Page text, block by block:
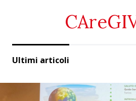
Ultimi articoli